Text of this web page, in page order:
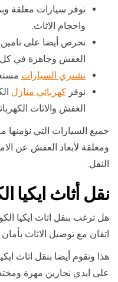
نوفر سيارات مغلقة
واحجام الاثاث.
نحرص أيضا على
العفش وجاهزة في كل
نشتري السيارات
نوفر كهربائي منازل
العفش والاثاث
جميع السيارات التي نؤمنها
ومغلقة لأبعاد العفش عن
النقل.
نقل أثاث ايكيا
هل ترغب بنقل اثاث ايكيا
اتقان مع توصيل الاثاث
هذا ونقوم أيضا بنقل اثاث
على ايدي نجارين مهرة